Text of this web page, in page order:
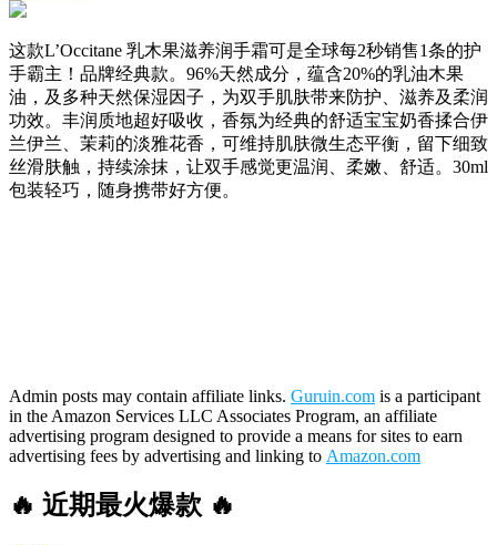
这款L’Occitane 乳木果滋养润手霜可是全球每2秒销售1条的护
手霸主！品牌经典款。96%天然成分，蕴含20%的乳油木果
油，及多种天然保湿因子，为双手肌肤带来防护、滋养及柔润
功效。丰润质地超好吸收，香氛为经典的舒适宝宝奶香揉合伊
兰伊兰、茉莉的淡雅花香，可维持肌肤微生态平衡，留下细致
丝滑肤触，持续涂抹，让双手感觉更温润、柔嫩、舒适。30ml
包装轻巧，随身携带好方便。
Admin posts may contain affiliate links. Guruin.com is a participant
in the Amazon Services LLC Associates Program, an affiliate
advertising program designed to provide a means for sites to earn
advertising fees by advertising and linking to Amazon.com
🔥 近期最火爆款 🔥